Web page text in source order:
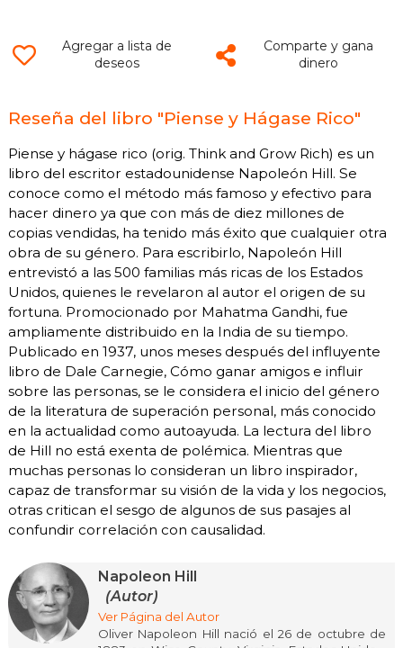
Agregar a lista de
deseos
Comparte y gana
dinero
Reseña del libro "Piense y Hágase Rico"
Piense y hágase rico (orig. Think and Grow Rich) es un
libro del escritor estadounidense Napoleón Hill. Se
conoce como el método más famoso y efectivo para
hacer dinero ya que con más de diez millones de
copias vendidas, ha tenido más éxito que cualquier otra
obra de su género. Para escribirlo, Napoleón Hill
entrevistó a las 500 familias más ricas de los Estados
Unidos, quienes le revelaron al autor el origen de su
fortuna. Promocionado por Mahatma Gandhi, fue
ampliamente distribuido en la India de su tiempo.
Publicado en 1937, unos meses después del influyente
libro de Dale Carnegie, Cómo ganar amigos e influir
sobre las personas, se le considera el inicio del género
de la literatura de superación personal, más conocido
en la actualidad como autoayuda. La lectura del libro
de Hill no está exenta de polémica. Mientras que
muchas personas lo consideran un libro inspirador,
capaz de transformar su visión de la vida y los negocios,
otras critican el sesgo de algunos de sus pasajes al
confundir correlación con causalidad.
Napoleon Hill
(Autor)
Ver Página del Autor
Oliver Napoleon Hill nació el 26 de octubre de